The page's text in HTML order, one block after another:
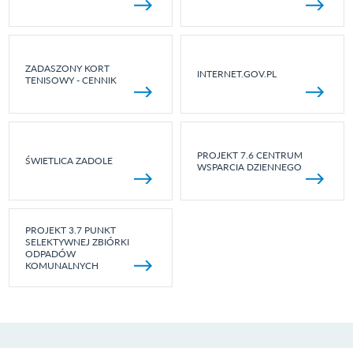
ZADASZONY KORT
TENISOWY - CENNIK
INTERNET.GOV.PL
ŚWIETLICA ZADOLE
PROJEKT 7.6 CENTRUM
WSPARCIA DZIENNEGO
PROJEKT 3.7 PUNKT
SELEKTYWNEJ ZBIÓRKI
ODPADÓW
KOMUNALNYCH